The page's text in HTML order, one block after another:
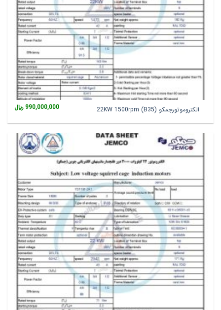
الکتروموتورجمکو 22KW 1500rpm (B35) 990,000,000 ﷼